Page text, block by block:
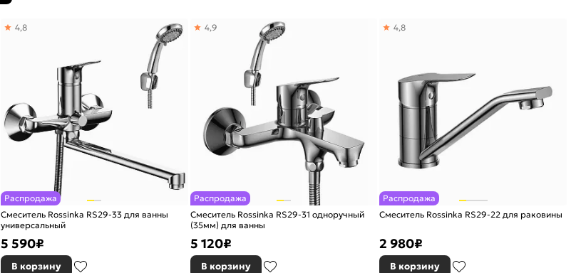
Распродажа
Смеситель Rossinka RS29-33 для ванны
универсальный
4,8
5 590₽
В корзину
Распродажа
Смеситель Rossinka RS29-31 одноручный
(35мм) для ванны
4,9
5 120₽
В корзину
Распродажа
Смеситель Rossinka RS29-22 для раковины
4,8
2 980₽
В корзину